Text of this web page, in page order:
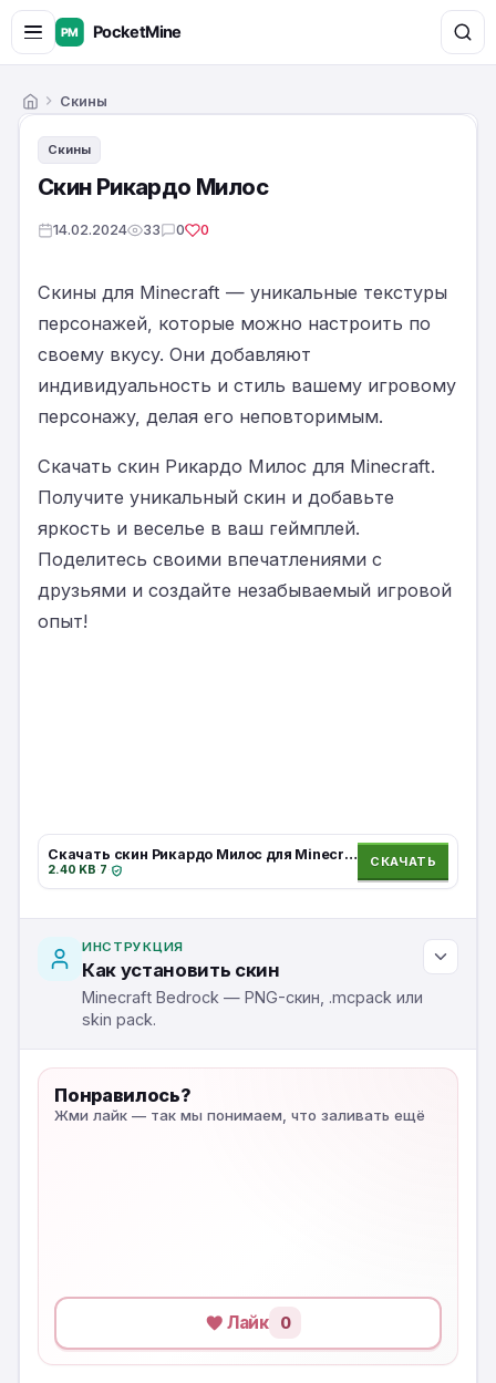
ГлавнаяСкины
Скины
Скин Рикардо Милос
14.02.2024 33 0 0
Скины для Minecraft — уникальные текстуры
персонажей, которые можно настроить по
своему вкусу. Они добавляют
индивидуальность и стиль вашему игровому
персонажу, делая его неповторимым.
Скачать скин Рикардо Милос для Minecraft.
Получите уникальный скин и добавьте
яркость и веселье в ваш геймплей.
Поделитесь своими впечатлениями с
друзьями и создайте незабываемый игровой
опыт!
Скачать скин Рикардо Милос для Minecraft.
2.40 KB·7·
СКАЧАТЬ
ИНСТРУКЦИЯ
Как установить скин
Minecraft Bedrock — PNG-скин, .mcpack или
skin pack.
Понравилось?
Жми лайк — так мы понимаем, что заливать ещё
Лайк 0